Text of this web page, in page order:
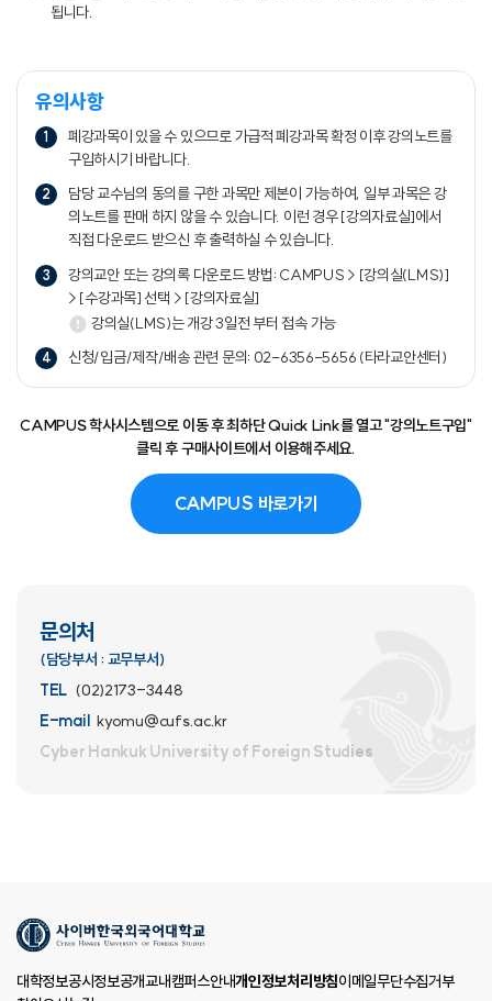
됩니다.
유의사항
폐강과목이 있을 수 있으므로 가급적 폐강과목 확정 이후 강의노트를
구입하시기 바랍니다.
담당 교수님의 동의를 구한 과목만 제본이 가능하여, 일부 과목은 강
의노트를 판매 하지 않을 수 있습니다. 이런 경우 [강의자료실]에서
직접 다운로드 받으신 후 출력하실 수 있습니다.
강의교안 또는 강의록 다운로드 방법: CAMPUS > [강의실(LMS)]
> [수강과목] 선택 > [강의자료실]
강의실(LMS)는 개강 3일전 부터 접속 가능
신청/입금/제작/배송 관련 문의: 02-6356-5656 (타라교안센터)
CAMPUS 학사시스템으로 이동 후 최하단 Quick Link를 열고 "강의노트구입"
클릭 후 구매사이트에서 이용해주세요.
CAMPUS 바로가기
문의처
(담당부서 : 교무부서)
TEL (02)2173-3448
E-mail kyomu@cufs.ac.kr
Cyber Hankuk University of Foreign Studies
대학정보공시정보공개교내캠퍼스안내개인정보처리방침이메일무단수집거부